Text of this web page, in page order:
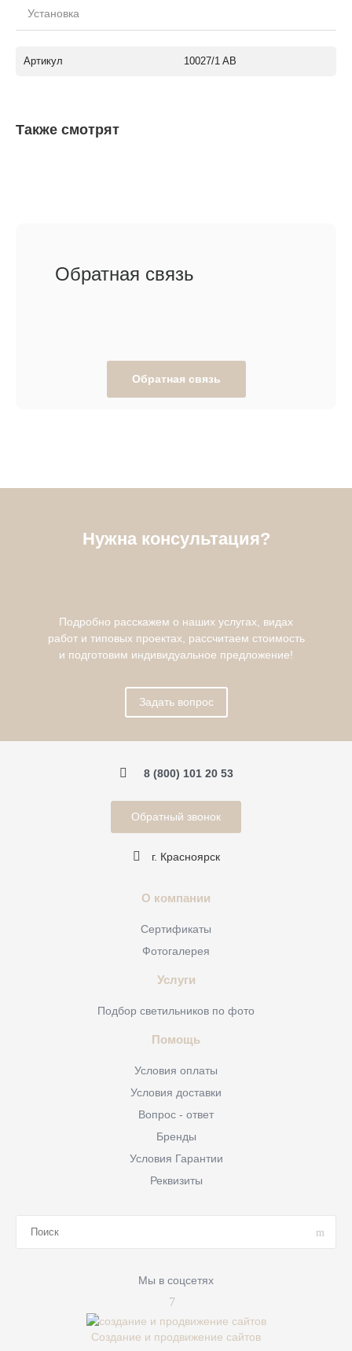
Установка
Артикул 10027/1 AB
Также смотрят
Обратная связь
Обратная связь
Нужна консультация?
Подробно расскажем о наших услугах, видах
работ и типовых проектах, рассчитаем стоимость
и подготовим индивидуальное предложение!
Задать вопрос
8 (800) 101 20 53
Обратный звонок
г. Красноярск
О компании
Сертификаты
Фотогалерея
Услуги
Подбор светильников по фото
Помощь
Условия оплаты
Условия доставки
Вопрос - ответ
Бренды
Условия Гарантии
Реквизиты
Мы в соцсетях
Создание и продвижение сайтов